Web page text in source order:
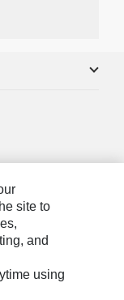
site to
and
using